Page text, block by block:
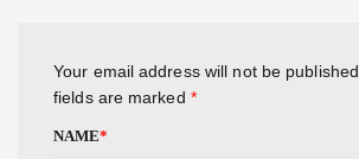
Your email address will not be published.
fields are marked *
NAME*